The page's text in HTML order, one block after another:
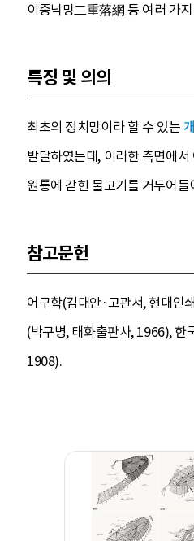
이중낙망二重落網 등 여러 가
특징 및 의의
최초의 정치망이라 할 수 있는
발달하였는데, 이러한 측면에
원통에 갇힌 물고기를 거두어
참고문헌
어구학(김대안·고관서, 현대인
(박구병, 태화출판사, 1966),
1908).